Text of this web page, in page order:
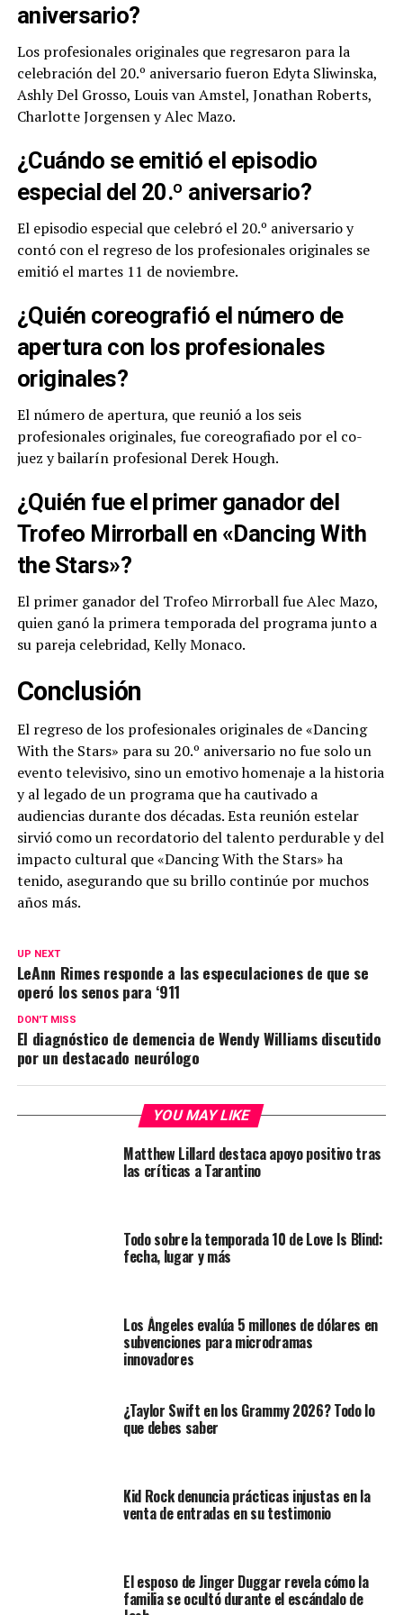
aniversario?
Los profesionales originales que regresaron para la
celebración del 20.º aniversario fueron Edyta Sliwinska,
Ashly Del Grosso, Louis van Amstel, Jonathan Roberts,
Charlotte Jorgensen y Alec Mazo.
¿Cuándo se emitió el episodio
especial del 20.º aniversario?
El episodio especial que celebró el 20.º aniversario y
contó con el regreso de los profesionales originales se
emitió el martes 11 de noviembre.
¿Quién coreografió el número de
apertura con los profesionales
originales?
El número de apertura, que reunió a los seis
profesionales originales, fue coreografiado por el co-
juez y bailarín profesional Derek Hough.
¿Quién fue el primer ganador del
Trofeo Mirrorball en «Dancing With
the Stars»?
El primer ganador del Trofeo Mirrorball fue Alec Mazo,
quien ganó la primera temporada del programa junto a
su pareja celebridad, Kelly Monaco.
Conclusión
El regreso de los profesionales originales de «Dancing
With the Stars» para su 20.º aniversario no fue solo un
evento televisivo, sino un emotivo homenaje a la historia
y al legado de un programa que ha cautivado a
audiencias durante dos décadas. Esta reunión estelar
sirvió como un recordatorio del talento perdurable y del
impacto cultural que «Dancing With the Stars» ha
tenido, asegurando que su brillo continúe por muchos
años más.
UP NEXT
LeAnn Rimes responde a las especulaciones de que se
operó los senos para ‘911
DON'T MISS
El diagnóstico de demencia de Wendy Williams discutido
por un destacado neurólogo
YOU MAY LIKE
Matthew Lillard destaca apoyo positivo tras
las críticas a Tarantino
Todo sobre la temporada 10 de Love Is Blind:
fecha, lugar y más
Los Ángeles evalúa 5 millones de dólares en
subvenciones para microdramas
innovadores
¿Taylor Swift en los Grammy 2026? Todo lo
que debes saber
Kid Rock denuncia prácticas injustas en la
venta de entradas en su testimonio
El esposo de Jinger Duggar revela cómo la
familia se ocultó durante el escándalo de